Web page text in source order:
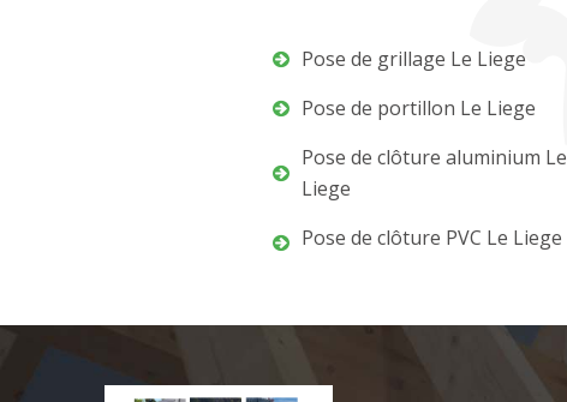
Pose de grillage Le Liege
Pose de portillon Le Liege
Pose de clôture aluminium Le
Liege
Pose de clôture PVC Le Liege